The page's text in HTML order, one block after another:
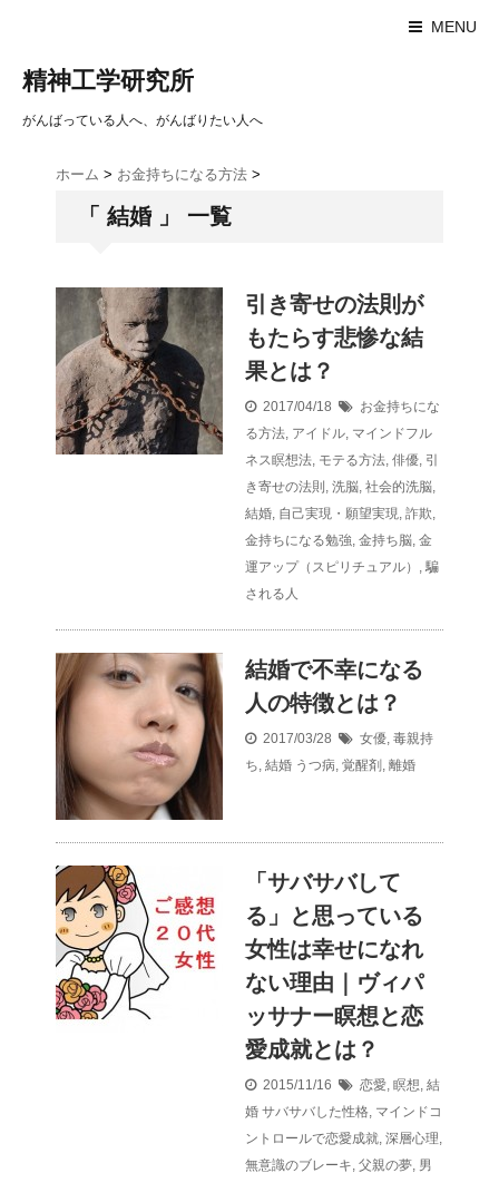
MENU
精神工学研究所
がんばっている人へ、がんばりたい人へ
ホーム > お金持ちになる方法 >
「 結婚 」 一覧
引き寄せの法則が
もたらす悲惨な結
果とは？
2017/04/18
お金持ちにな
る方法, アイドル, マインドフル
ネス瞑想法, モテる方法, 俳優, 引
き寄せの法則 , 洗脳, 社会的洗脳,
結婚, 自己実現・願望実現, 詐欺,
金持ちになる勉強, 金持ち脳, 金
運アップ（スピリチュアル） , 騙
される人
結婚で不幸になる
人の特徴とは？
2017/03/28 女優, 毒親持
ち, 結婚 うつ病, 覚醒剤 , 離婚
「サバサバして
る」と思っている
女性は幸せになれ
ない理由｜ヴィパ
ッサナー瞑想と恋
愛成就とは？
2015/11/16 恋愛, 瞑想, 結
婚 サバサバした性格, マインドコ
ントロールで恋愛成就, 深層心理,
無意識のブレーキ, 父親の夢, 男